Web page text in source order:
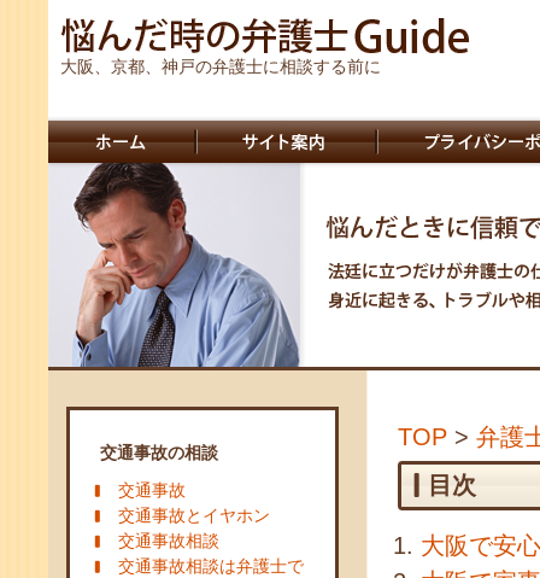
大阪、京都、神戸の弁護士に相談する前に
交通事故の相談
交通事故
交通事故とイヤホン
交通事故相談
交通事故相談は弁護士で
TOP > 弁護
目次
大阪で安